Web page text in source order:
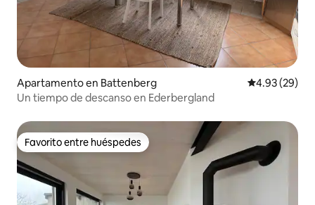
Apartamento en Battenberg Calificación
4.93 (29)
Un tiempo de descanso en Ederbergland
Favorito entre huéspedes
Favorito entre huéspedes